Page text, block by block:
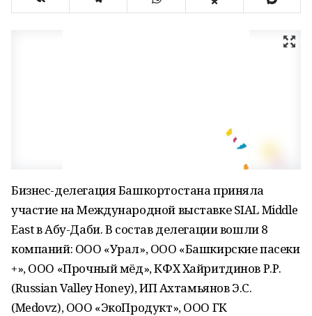
Бизнес-делегация Башкортостана приняла
участие на Международной выставке SIAL Middle
East в Абу-Даби. В состав делегации вошли 8
компаний: ООО «Урал», ООО «Башкирские пасеки
+», ООО «Прочный мёд», КФХ Хайритдинов Р.Р.
(Russian Valley Honey), ИП Ахтамьянов Э.С.
(Medovz), ООО «ЭкоПродукт», ООО ГК